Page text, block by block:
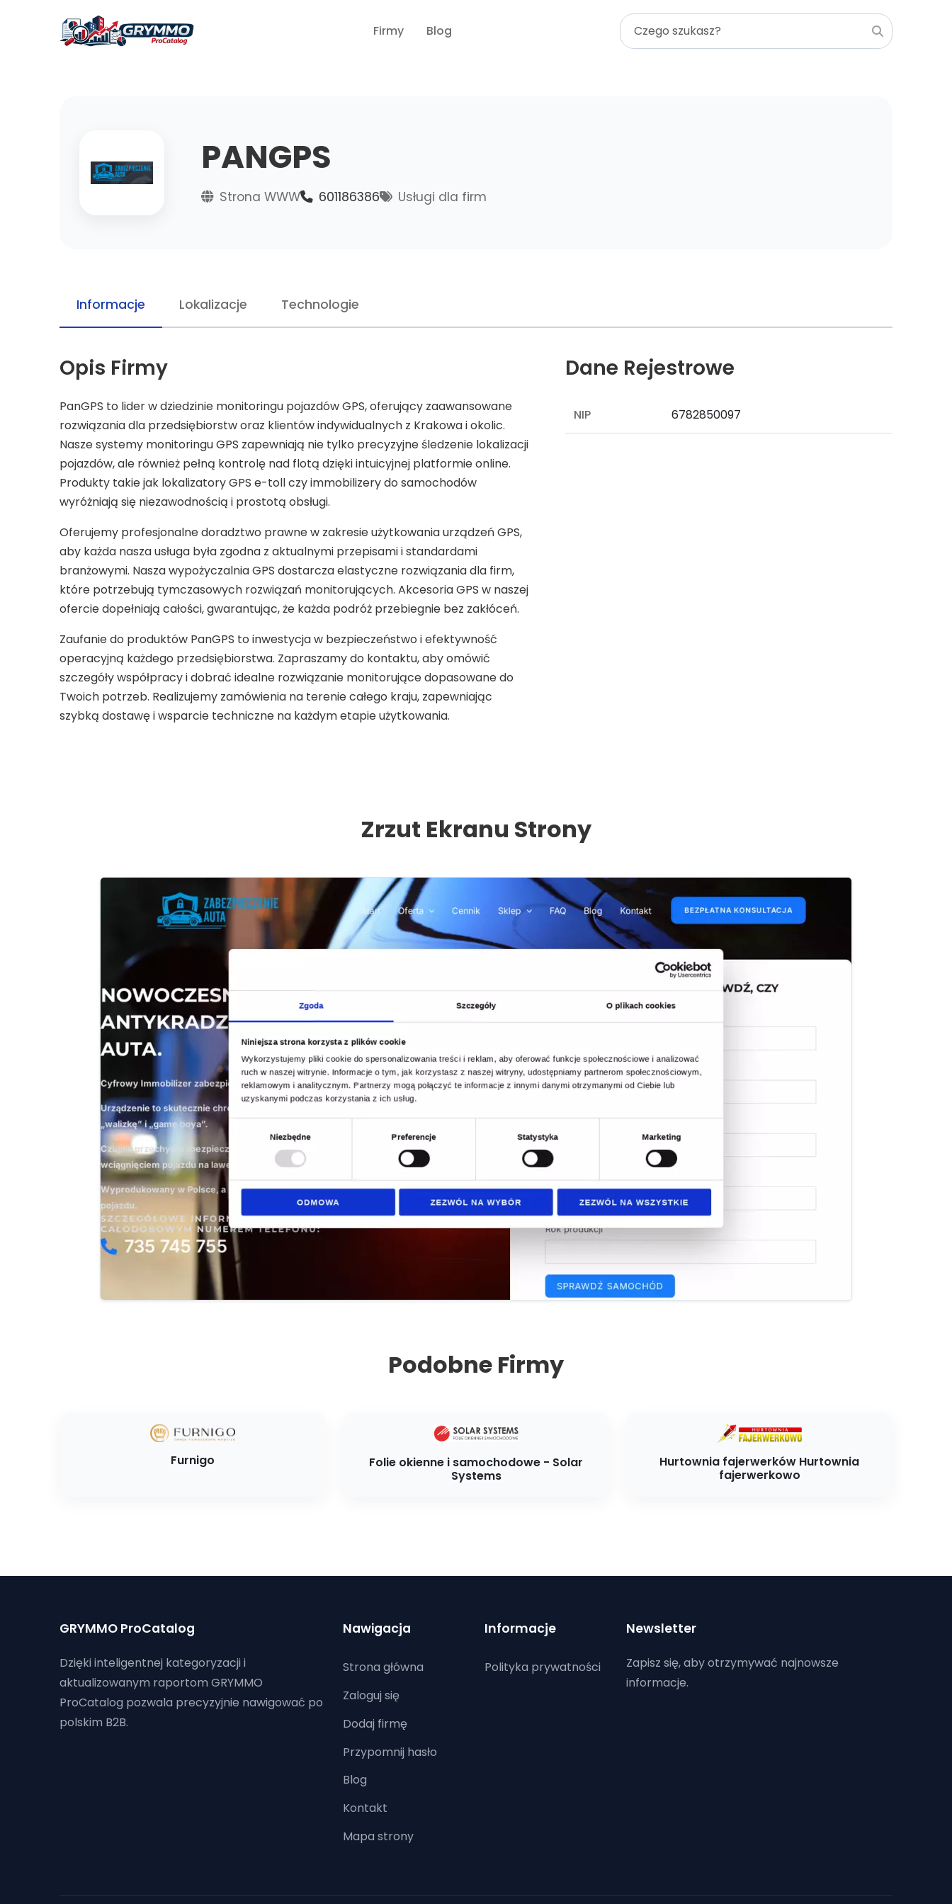
Firmy Blog
PANGPS
Strona WWW 601186386 Usługi dla firm
Informacje Lokalizacje Technologie
Opis Firmy
PanGPS to lider w dziedzinie monitoringu pojazdów GPS, oferujący zaawansowane
rozwiązania dla przedsiębiorstw oraz klientów indywidualnych z Krakowa i okolic.
Nasze systemy monitoringu GPS zapewniają nie tylko precyzyjne śledzenie lokalizacji
pojazdów, ale również pełną kontrolę nad flotą dzięki intuicyjnej platformie online.
Produkty takie jak lokalizatory GPS e-toll czy immobilizery do samochodów
wyróżniają się niezawodnością i prostotą obsługi.
Oferujemy profesjonalne doradztwo prawne w zakresie użytkowania urządzeń GPS,
aby każda nasza usługa była zgodna z aktualnymi przepisami i standardami
branżowymi. Nasza wypożyczalnia GPS dostarcza elastyczne rozwiązania dla firm,
które potrzebują tymczasowych rozwiązań monitorujących. Akcesoria GPS w naszej
ofercie dopełniają całości, gwarantując, że każda podróż przebiegnie bez zakłóceń.
Zaufanie do produktów PanGPS to inwestycja w bezpieczeństwo i efektywność
operacyjną każdego przedsiębiorstwa. Zapraszamy do kontaktu, aby omówić
szczegóły współpracy i dobrać idealne rozwiązanie monitorujące dopasowane do
Twoich potrzeb. Realizujemy zamówienia na terenie całego kraju, zapewniając
szybką dostawę i wsparcie techniczne na każdym etapie użytkowania.
Dane Rejestrowe
NIP 6782850097
Zrzut Ekranu Strony
Podobne Firmy
Furnigo
Folie okienne i samochodowe - Solar
Systems
Hurtownia fajerwerków Hurtownia
fajerwerkowo
GRYMMO ProCatalog
Dzięki inteligentnej kategoryzacji i
aktualizowanym raportom GRYMMO
ProCatalog pozwala precyzyjnie nawigować po
polskim B2B.
Nawigacja
Strona główna
Zaloguj się
Dodaj firmę
Przypomnij hasło
Blog
Kontakt
Mapa strony
Informacje
Polityka prywatności
Newsletter
Zapisz się, aby otrzymywać najnowsze
informacje.